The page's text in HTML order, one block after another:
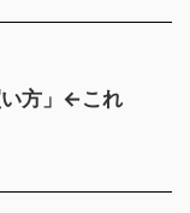
い方」←これ